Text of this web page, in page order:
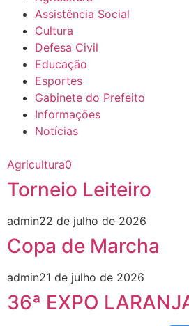
Assistência Social
Cultura
Defesa Civil
Educação
Esportes
Gabinete do Prefeito
Informações
Notícias
Agricultura0
Torneio Leiteiro
admin22 de julho de 2026
Copa de Marcha
admin21 de julho de 2026
36ª EXPO